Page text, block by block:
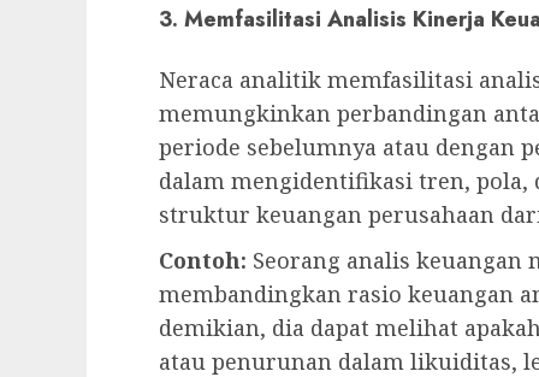
3. Memfasilitasi Analisis Kinerja
Neraca analitik memfasilitasi
memungkinkan perbandingan
periode sebelumnya atau dengan
dalam mengidentifikasi tren, pola,
struktur keuangan perusahaan
Contoh: Seorang analis
membandingkan rasio keuangan
demikian, dia dapat melihat
atau penurunan dalam likuiditas,